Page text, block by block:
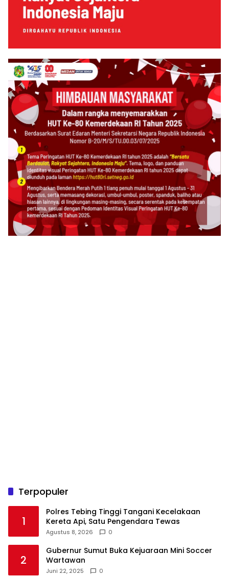
Terpopuler
1
Polres Tebing Tinggi Tangani Kecelakaan
Kereta Api, Satu Pengendara Tewas
Agustus 8, 2026 0
2
Gubernur Sumut Buka Kejuaraan Mini Soccer
Wartawan
Juni 22, 2025 0